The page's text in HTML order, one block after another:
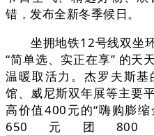
错，发布全新冬季候日。
坐拥地铁12号线双坐环
“简单选、实正在享” 的天
温暖取活力。杰罗夫斯
馆、威尼斯双年展等主要
高价值400元的“嗨购膨缩
650元团